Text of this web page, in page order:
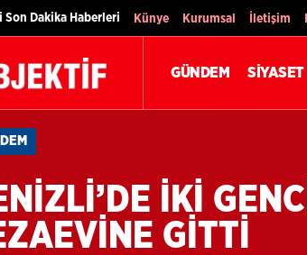
Son Dakika Haberleri Künye Kurumsal İletişim
GÜNDEM SİYASET
İKİ
GİTTİ